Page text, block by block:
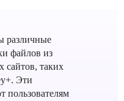
различные
файлов из
сайтов, таких
Эти
пользователям